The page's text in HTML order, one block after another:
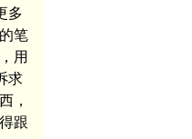
多
笔
用
求
，
跟